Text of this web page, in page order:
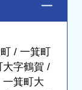
/ 一箕町
大字鶴賀 /
箕町大